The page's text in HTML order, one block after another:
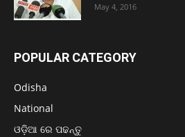
May 4, 2016
POPULAR CATEGORY
Odisha
National
ଓଡ଼ିଆ ରେ ପଢନ୍ତୁ